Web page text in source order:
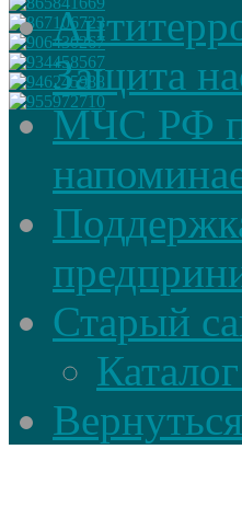
Защита
МЧС РФ
Старый